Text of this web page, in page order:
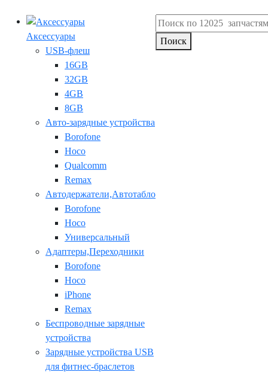
Аксессуары
USB-флеш
16GB
32GB
4GB
8GB
Авто-зарядные устройства
Borofone
Hoco
Qualcomm
Remax
Автодержатели,Автотабло
Borofone
Hoco
Универсальный
Адаптеры,Переходники
Borofone
Hoco
iPhone
Remax
Беспроводные зарядные
устройства
Зарядные устройства USB
для фитнес-браслетов
Поиск